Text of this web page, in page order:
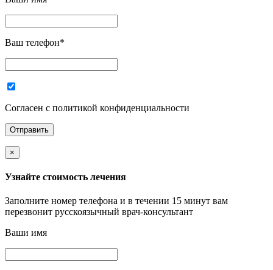
Ваш телефон*
Согласен с политикой конфиденциальности
×
Узнайте стоимость лечения
Заполните номер телефона и в течении 15 минут вам
перезвонит русскоязычный врач-консультант
Ваши имя